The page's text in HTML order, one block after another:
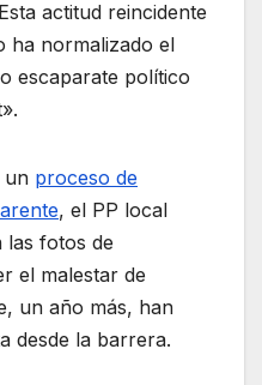
actitud reincidente
ha normalizado el
escaparate político
un proceso de
, el PP local
las fotos de
el malestar de
un año más, han
desde la barrera.